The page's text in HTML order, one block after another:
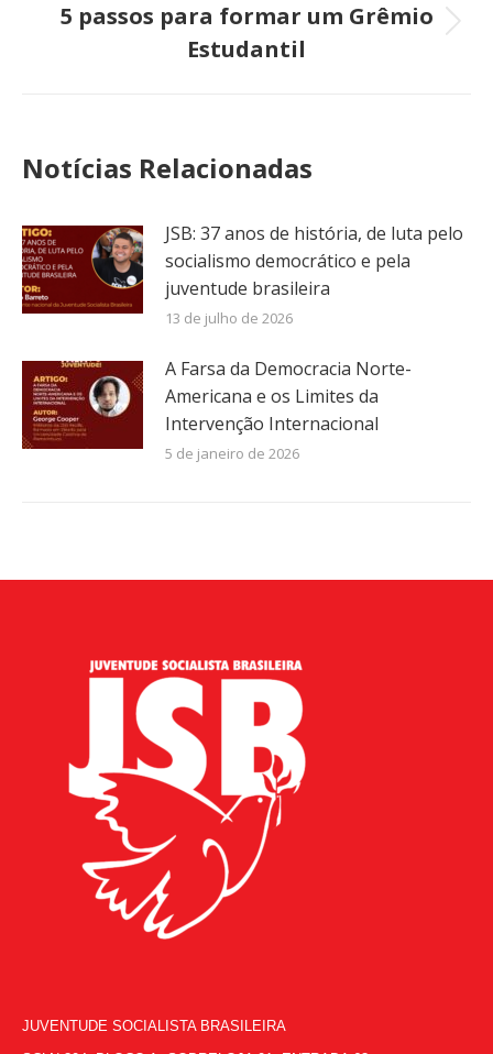
Próximo
post:
5 passos para formar um Grêmio
Estudantil
Notícias Relacionadas
JSB: 37 anos de história, de luta pelo
socialismo democrático e pela
juventude brasileira
13 de julho de 2026
A Farsa da Democracia Norte-
Americana e os Limites da
Intervenção Internacional
5 de janeiro de 2026
JUVENTUDE SOCIALISTA BRASILEIRA